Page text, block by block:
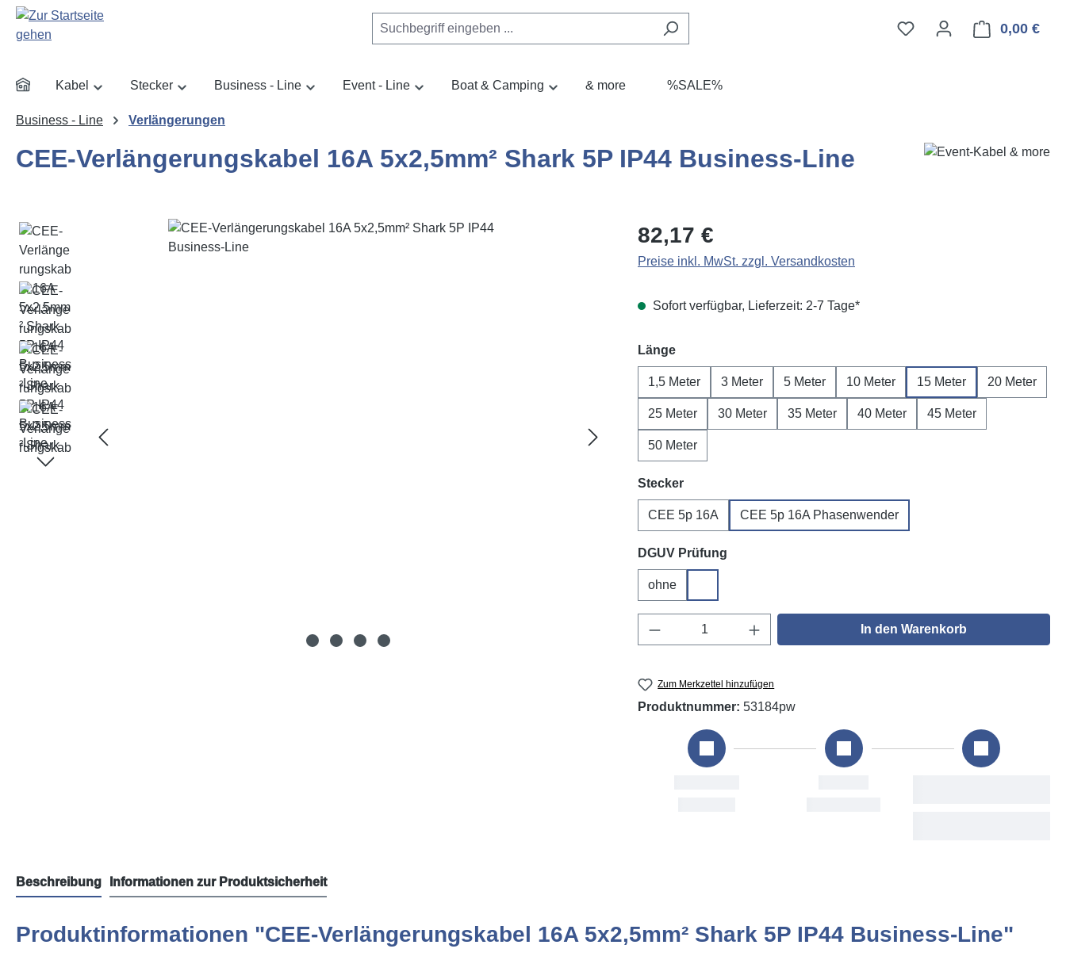
Hauptinhalt springen
Zur Suche springen
Zur Hauptnavigation springen
0,00 €
Kabel Stecker Business - Line Event - Line Boat & Camping & more %SALE%
Business - Line Verlängerungen
CEE-Verlängerungskabel 16A 5x2,5mm² Shark 5P IP44 Business-Line
Bildergalerie überspringen Regulärer Preis:
82,17 €
Preise inkl. MwSt. zzgl. Versandkosten
Sofort verfügbar, Lieferzeit: 2-7 Tage*
Längeauswählen
1,5 Meter 3 Meter 5 Meter 10 Meter 15 Meter 20 Meter
25 Meter 30 Meter 35 Meter 40 Meter 45 Meter
50 Meter
Steckerauswählen
CEE 5p 16A CEE 5p 16A Phasenwender
DGUV Prüfung
ohne
Produkt Anzahl: Gib den gewünschten Wert ein
In den Warenkorb
Zum Merkzettel hinzufügen
Produktnummer: 53184pw
Beschreibung Informationen zur Produktsicherheit
Produktinformationen "CEE-Verlängerungskabel 16A 5x2,5mm² Shark 5P IP44 Business-Line"